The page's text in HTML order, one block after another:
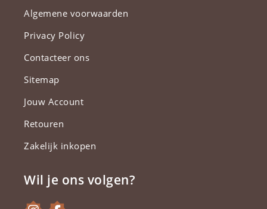
Algemene voorwaarden
Privacy Policy
Contacteer ons
Sitemap
Jouw Account
Retouren
Zakelijk inkopen
Wil je ons volgen?